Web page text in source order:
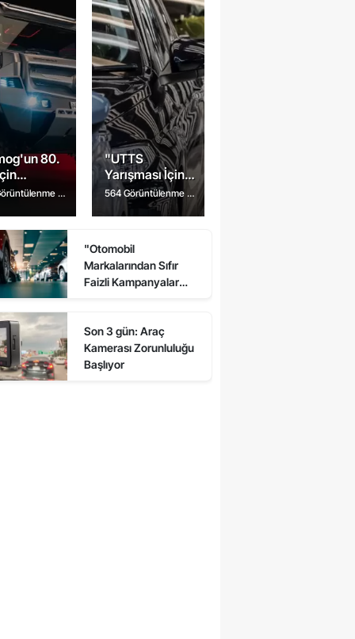
80.
Lüks7
"UTTS
Yarışması İçin
Son 6 Gün! Araç
Sahipleri
564 Görüntülenme 7
ay önce
"Otomobil
Markalarından Sıfır
Faizli Kampanyalar
Son 3 gün: Araç
Kamerası Zorunluluğu
Başlıyor